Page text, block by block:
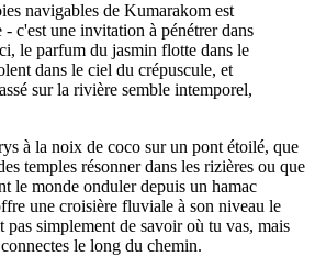
navigables de Kumarakom est
c'est une invitation à pénétrer dans
le parfum du jasmin flotte dans le
dans le ciel du crépuscule, et
sur la rivière semble intemporel,
à la noix de coco sur un pont étoilé, que
temples résonner dans les rizières ou que
le monde onduler depuis un hamac
une croisière fluviale à son niveau le
simplement de savoir où tu vas, mais
le long du chemin.